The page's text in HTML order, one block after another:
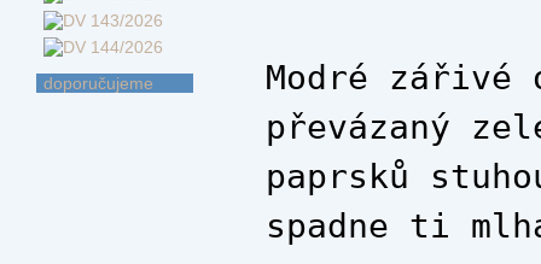
doporučujeme
Modré zářivé
převázaný
paprsků
spadne ti